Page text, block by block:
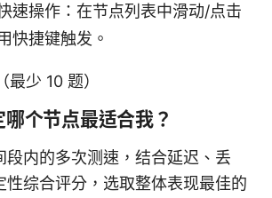
速操作：在节点列表中滑动/点击
快捷键触发。
最少 10 题）
个节点最适合我？
段内的多次测速，结合延迟、丢
性综合评分，选取整体表现最佳的